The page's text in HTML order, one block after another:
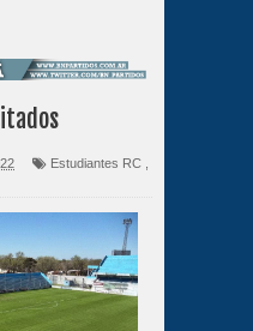
Estudiantes RC